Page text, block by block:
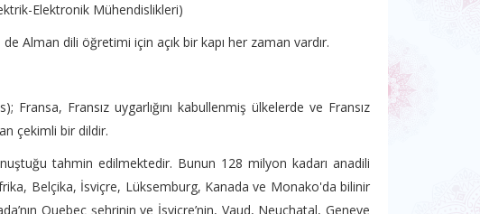
Elektronik Mühendislikleri)
Alman dili öğretimi için açık bir kapı her zaman vardır.
Fransa, Fransız uygarlığını kabullenmiş ülkelerde ve Fransız
çekimli bir dildir.
tahmin edilmektedir. Bunun 128 milyon kadarı anadili
Belçika, İsviçre, Lüksemburg, Kanada ve Monako'da bilinir
Quebec şehrinin ve İsviçre’nin, Vaud, Neuchatal, Geneve